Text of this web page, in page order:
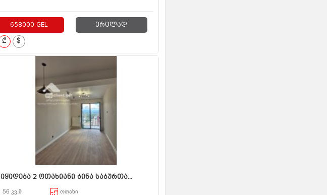
658000 GEL ვრცლად
₾ $
იყიდება 2 ოთახიანი ბინა საბურთა...
56 კვ.მ ოთახი